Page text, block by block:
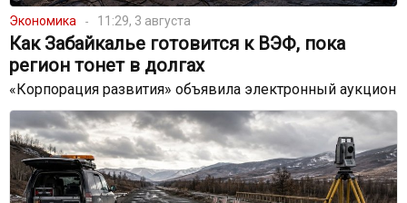
Экономика 11:29, 3 августа
Как Забайкалье готовится к ВЭФ, пока
регион тонет в долгах
«Корпорация развития» объявила электронный аукцион